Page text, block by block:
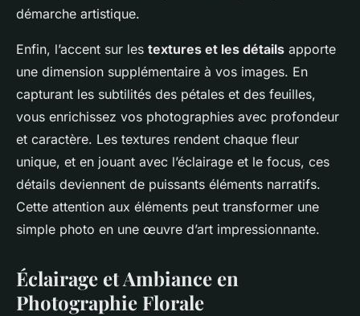
démarche artistique.
Enfin, l’accent sur les textures et les détails apporte
une dimension supplémentaire à vos images. En
capturant les subtilités des pétales et des feuilles,
vous enrichissez vos photographies avec profondeur
et caractère. Les textures rendent chaque fleur
unique, et en jouant avec l’éclairage et le focus, ces
détails deviennent de puissants éléments narratifs.
Cette attention aux éléments peut transformer une
simple photo en une œuvre d’art impressionnante.
Éclairage et Ambiance en
Photographie Florale